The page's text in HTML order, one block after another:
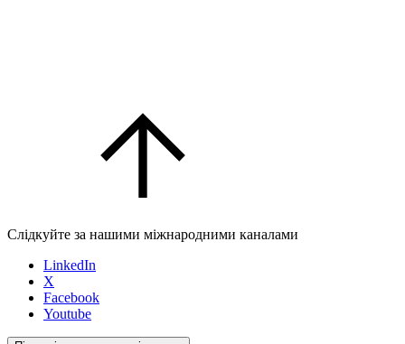
Слідкуйте за нашими міжнародними каналами
LinkedIn
X
Facebook
Youtube